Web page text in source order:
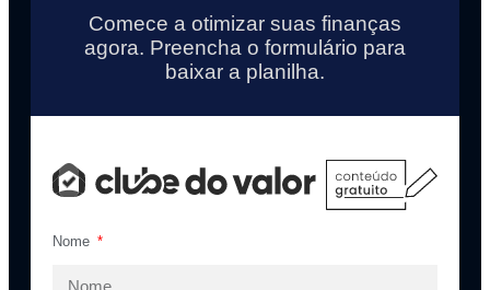
Comece a otimizar suas finanças
agora. Preencha o formulário para
baixar a planilha.
Nome